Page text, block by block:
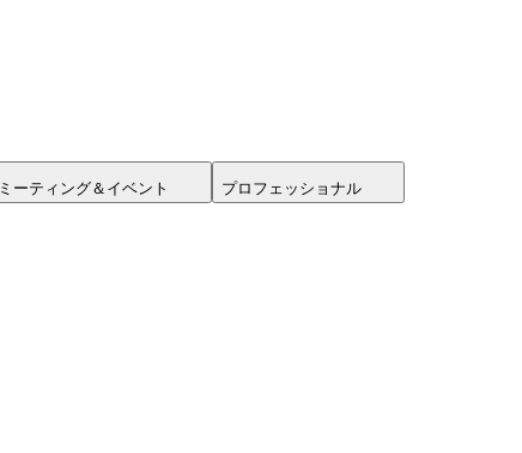
ミーティング＆イベント プロフェッショナル